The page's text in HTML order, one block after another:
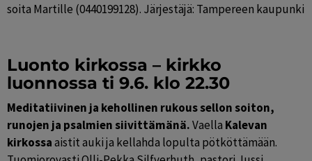
soita Martille (0440199128). Järjestäjä: Tampereen kaupunki
Luonto kirkossa – kirkko
luonnossa ti 9.6. klo 22.30
Meditatiivinen ja kehollinen rukous sellon soiton,
runojen ja psalmien siivittämänä. Vaella Kalevan
kirkossa aistit auki ja kellahda lopulta pötköttämään.